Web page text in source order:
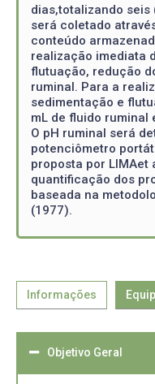
dias,totalizando seis
será coletado
conteúdo
realização imediata
flutuação, redução
ruminal. Para a
sedimentação e
mL de fluido ruminal
O pH ruminal será
potenciômetro
proposta por LIMAet
quantificação dos
baseada na
(1977).
Informações
Objetivo Geral